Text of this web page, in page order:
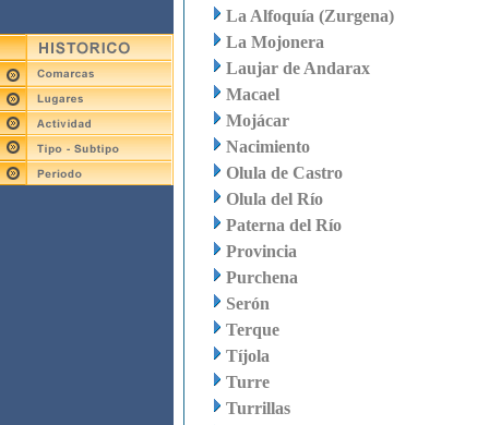
La Alfoquía (Zurgena)
La Mojonera
Laujar de Andarax
Macael
Mojácar
Nacimiento
Olula de Castro
Olula del Río
Paterna del Río
Provincia
Purchena
Serón
Terque
Tíjola
Turre
Turrillas